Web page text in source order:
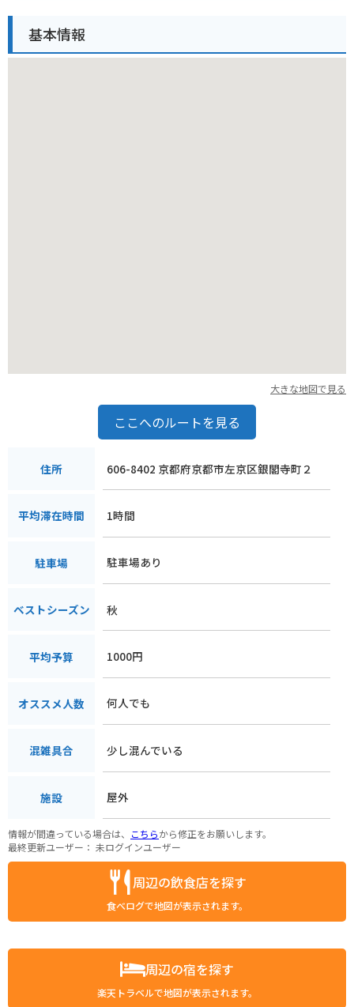
見どころが点在しています。特に、白砂がこんもりと盛られた
向月台と、波紋を表現した銀沙灘は、月の光を反射して輝くよ
基本情報
大きな地図で見る
ここへのルートを見る
住所 606-8402 京都府京都市左京区銀閣寺町２
平均滞在時間 1時間
駐車場 駐車場あり
ベストシーズン 秋
平均予算 1000円
オススメ人数 何人でも
混雑具合 少し混んでいる
施設 屋外
情報が間違っている場合は、 こちらから修正をお願いします。
最終更新ユーザー： 未ログインユーザー
周辺の飲食店を探す
食べログで地図が表示されます。
周辺の宿を探す
楽天トラベルで地図が表示されます。